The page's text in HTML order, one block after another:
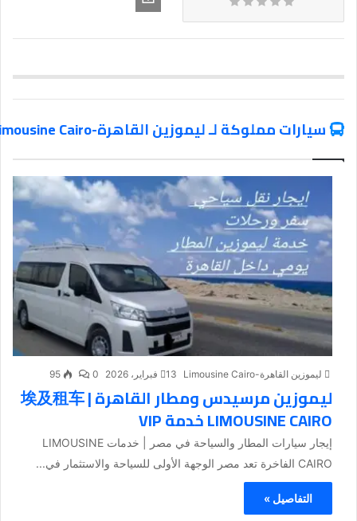
سيارات مملوكة لـ ليموزين القاهرة-Limousine Cairo
ليموزين القاهرة-Limousine Cairo 13 فبراير، 2026 0
95
ليموزين مرسيدس ومطار القاهرة | 埃及租车
LIMOUSINE CAIRO خدمة VIP
إيجار سيارات المطار والسياحة في مصر | خدمات LIMOUSINE
CAIRO الفاخرة تعد مصر الوجهة الأولى للسياحة والاستثمار في...
التفاصيل »